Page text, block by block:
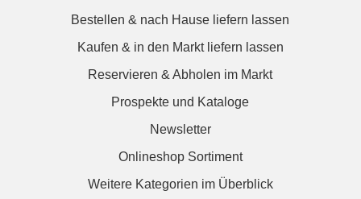
Bestellen & nach Hause liefern lassen
Kaufen & in den Markt liefern lassen
Reservieren & Abholen im Markt
Prospekte und Kataloge
Newsletter
Onlineshop Sortiment
Weitere Kategorien im Überblick